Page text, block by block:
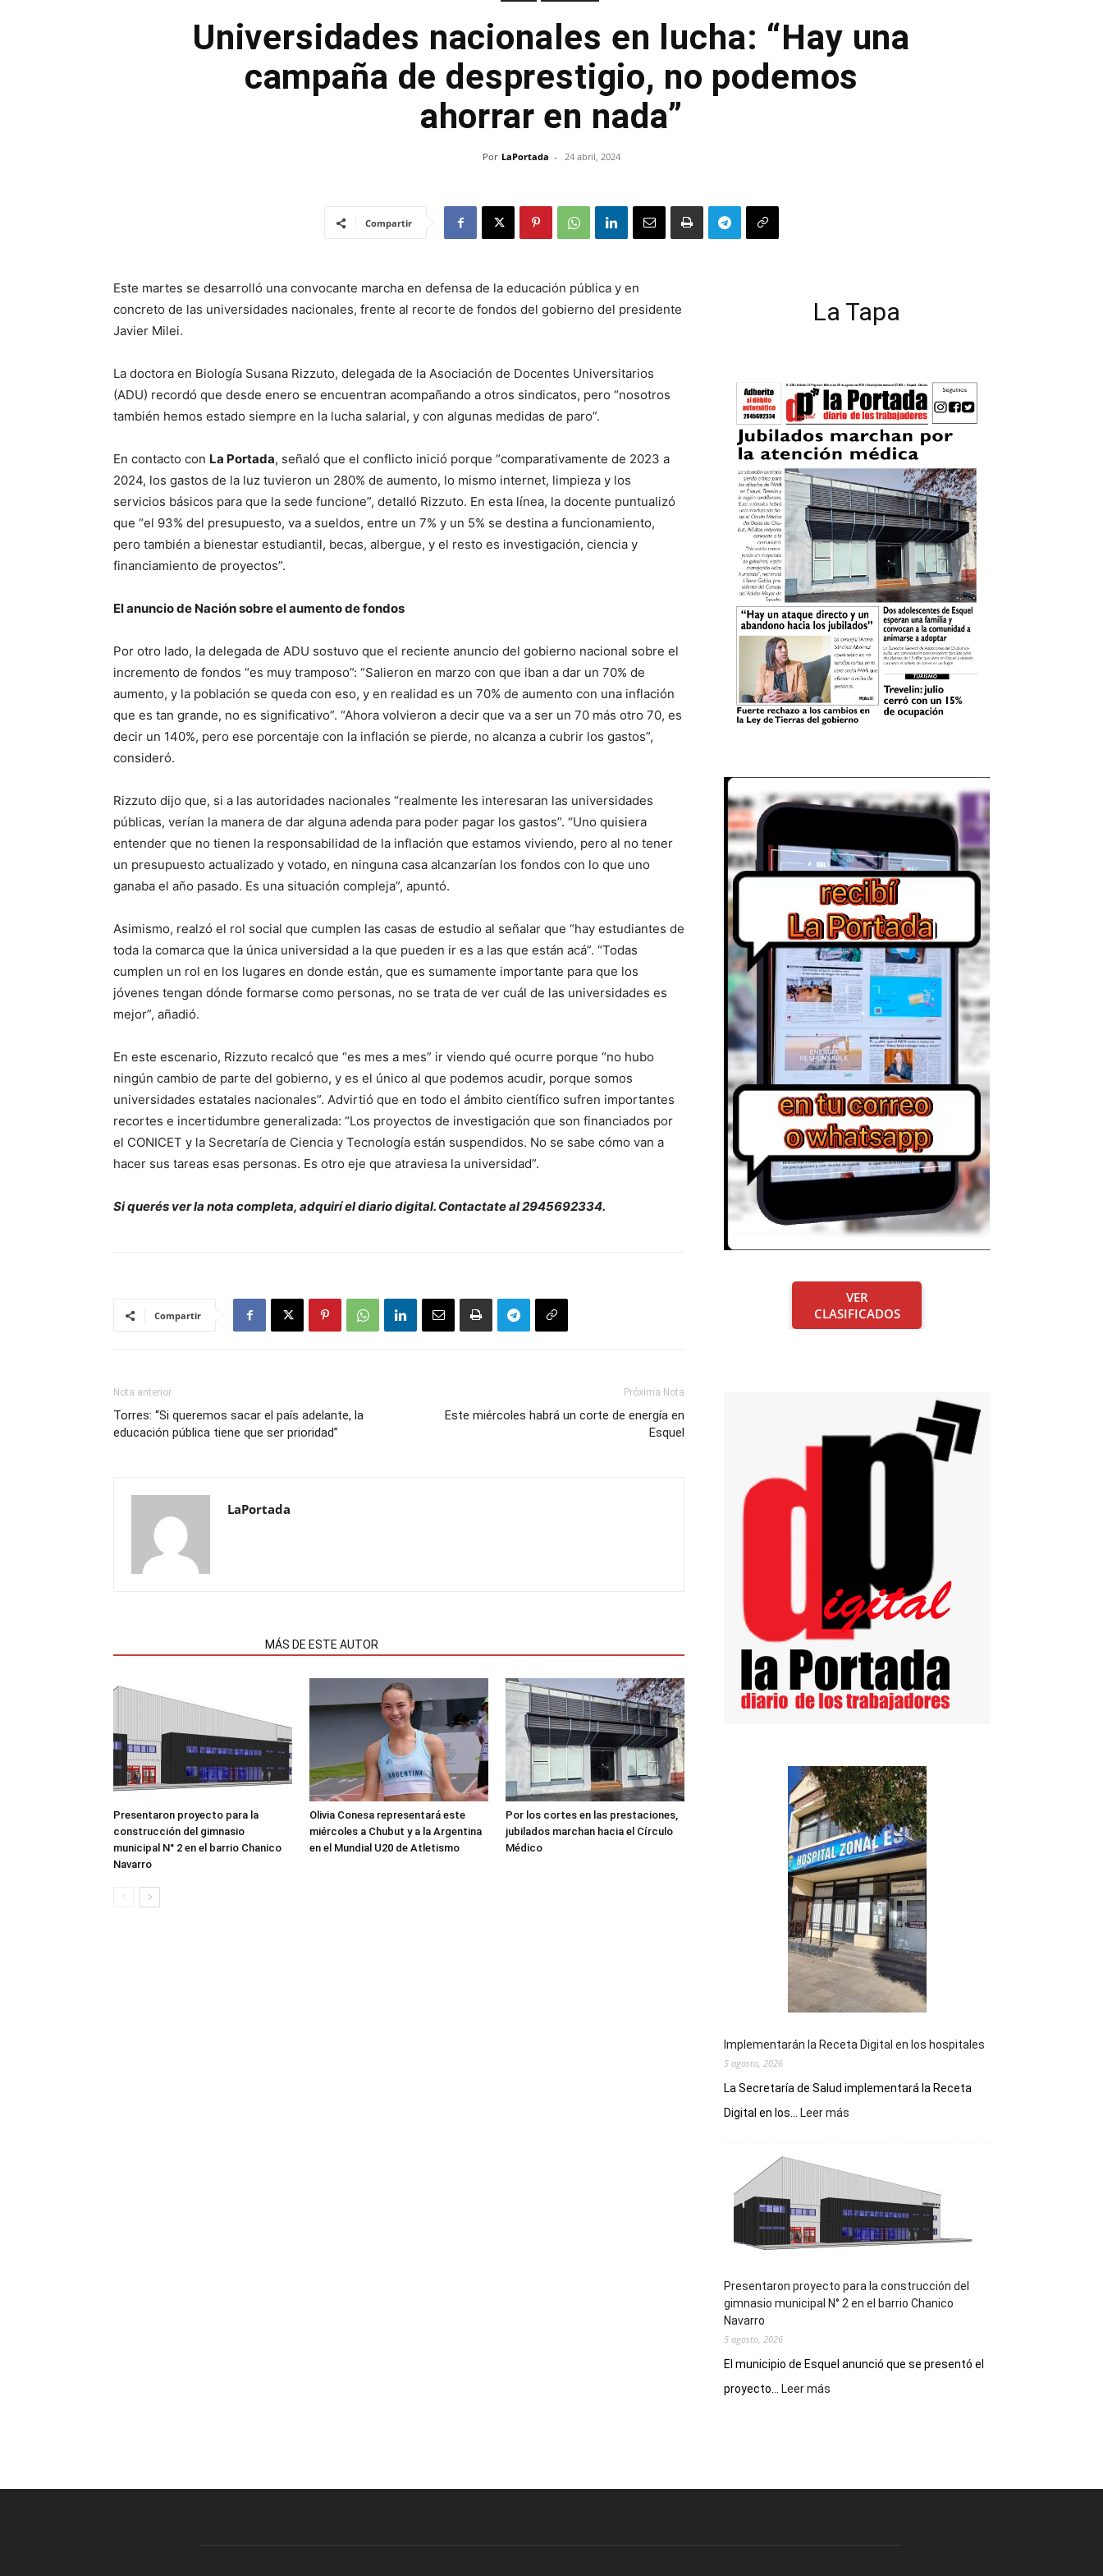
Universidades nacionales en lucha: “Hay una
campaña de desprestigio, no podemos
ahorrar en nada”
Por LaPortada - 24 abril, 2024
Compartir
Este martes se desarrolló una convocante marcha en defensa de la educación pública y en
concreto de las universidades nacionales, frente al recorte de fondos del gobierno del presidente
Javier Milei.
La doctora en Biología Susana Rizzuto, delegada de la Asociación de Docentes Universitarios
(ADU) recordó que desde enero se encuentran acompañando a otros sindicatos, pero “nosotros
también hemos estado siempre en la lucha salarial, y con algunas medidas de paro”.
En contacto con La Portada, señaló que el conflicto inició porque “comparativamente de 2023 a
2024, los gastos de la luz tuvieron un 280% de aumento, lo mismo internet, limpieza y los
servicios básicos para que la sede funcione”, detalló Rizzuto. En esta línea, la docente puntualizó
que “el 93% del presupuesto, va a sueldos, entre un 7% y un 5% se destina a funcionamiento,
pero también a bienestar estudiantil, becas, albergue, y el resto es investigación, ciencia y
financiamiento de proyectos”.
El anuncio de Nación sobre el aumento de fondos
Por otro lado, la delegada de ADU sostuvo que el reciente anuncio del gobierno nacional sobre el
incremento de fondos “es muy tramposo”: “Salieron en marzo con que iban a dar un 70% de
aumento, y la población se queda con eso, y en realidad es un 70% de aumento con una inflación
que es tan grande, no es significativo”. “Ahora volvieron a decir que va a ser un 70 más otro 70, es
decir un 140%, pero ese porcentaje con la inflación se pierde, no alcanza a cubrir los gastos”,
consideró.
Rizzuto dijo que, si a las autoridades nacionales “realmente les interesaran las universidades
públicas, verían la manera de dar alguna adenda para poder pagar los gastos”. “Uno quisiera
entender que no tienen la responsabilidad de la inflación que estamos viviendo, pero al no tener
un presupuesto actualizado y votado, en ninguna casa alcanzarían los fondos con lo que uno
ganaba el año pasado. Es una situación compleja”, apuntó.
Asimismo, realzó el rol social que cumplen las casas de estudio al señalar que “hay estudiantes de
toda la comarca que la única universidad a la que pueden ir es a las que están acá”. “Todas
cumplen un rol en los lugares en donde están, que es sumamente importante para que los
jóvenes tengan dónde formarse como personas, no se trata de ver cuál de las universidades es
mejor”, añadió.
En este escenario, Rizzuto recalcó que “es mes a mes” ir viendo qué ocurre porque “no hubo
ningún cambio de parte del gobierno, y es el único al que podemos acudir, porque somos
universidades estatales nacionales”. Advirtió que en todo el ámbito científico sufren importantes
recortes e incertidumbre generalizada: “Los proyectos de investigación que son financiados por
el CONICET y la Secretaría de Ciencia y Tecnología están suspendidos. No se sabe cómo van a
hacer sus tareas esas personas. Es otro eje que atraviesa la universidad”.
Si querés ver la nota completa, adquirí el diario digital. Contactate al 2945692334.
Compartir
Nota anterior
Torres: “Si queremos sacar el país adelante, la
educación pública tiene que ser prioridad”
Próxima Nota
Este miércoles habrá un corte de energía en
Esquel
LaPortada
MÁS DE ESTE AUTOR
Presentaron proyecto para la
construcción del gimnasio
municipal N° 2 en el barrio Chanico
Navarro
Olivia Conesa representará este
miércoles a Chubut y a la Argentina
en el Mundial U20 de Atletismo
Por los cortes en las prestaciones,
jubilados marchan hacia el Círculo
Médico
La Tapa
VER
CLASIFICADOS
Implementarán la Receta Digital en los hospitales
5 agosto, 2026
La Secretaría de Salud implementará la Receta
Digital en los...
Leer más
Digital
en
los
hospitales
Presentaron proyecto para la construcción del
gimnasio municipal N° 2 en el barrio Chanico
Navarro
5 agosto, 2026
El municipio de Esquel anunció que se presentó el
proyecto...
Leer más
del